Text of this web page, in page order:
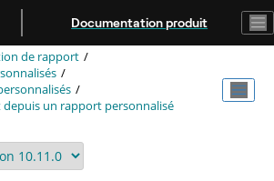
Documentation produit
de rapport
un rapport personnalisé